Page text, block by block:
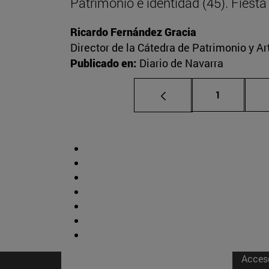
Ricardo Fernández Gracia
Director de la Cátedra de Patrimonio y
Publicado en: Diario de Navarra
Página
1